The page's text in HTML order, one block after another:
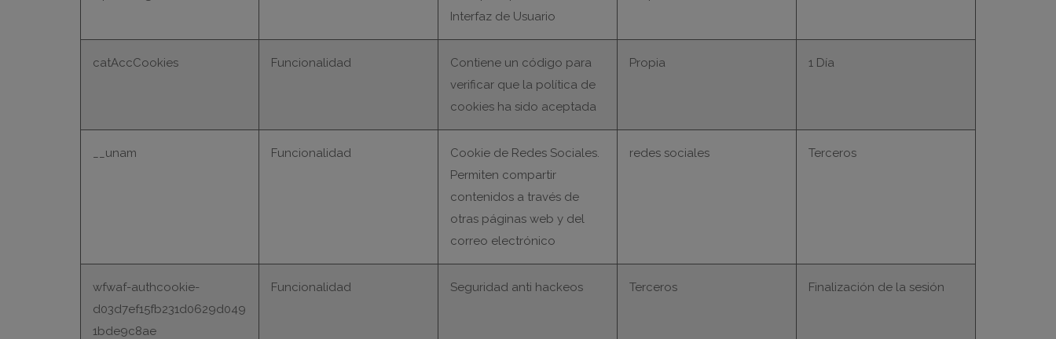
Interfaz de Usuario
catAccCookies Funcionalidad
Contiene un código para
verificar que la política de
cookies ha sido aceptada
Propia 1 Día
__unam Funcionalidad
Cookie de Redes Sociales.
Permiten compartir
contenidos a través de
otras páginas web y del
correo electrónico
redes sociales Terceros
wfwaf-authcookie-
d03d7ef15fb231d0629d049
1bde9c8ae
Funcionalidad Seguridad anti hackeos Terceros Finalización de la sesión